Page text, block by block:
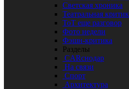
Светская хроника
Театральная
ТоТ еще разговор
Фото недели
Фэшн-критика
Разделы
CARснодар
На связи
Спорт
Архитектура